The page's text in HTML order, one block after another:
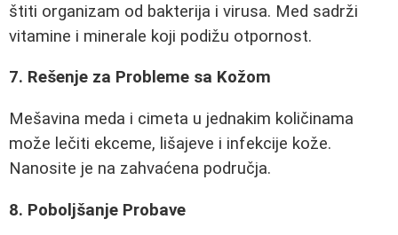
štiti organizam od bakterija i virusa. Med sadrži
vitamine i minerale koji podižu otpornost.
7. Rešenje za Probleme sa Kožom
Mešavina meda i cimeta u jednakim količinama
može lečiti ekceme, lišajeve i infekcije kože.
Nanosite je na zahvaćena područja.
8. Poboljšanje Probave